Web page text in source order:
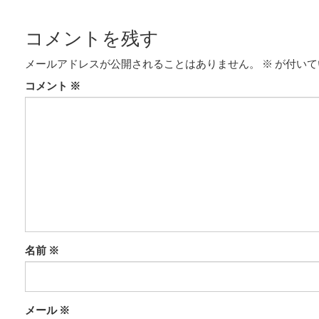
コメントを残す
メールアドレスが公開されることはありません。 ※ が付い
コメント ※
名前 ※
メール ※